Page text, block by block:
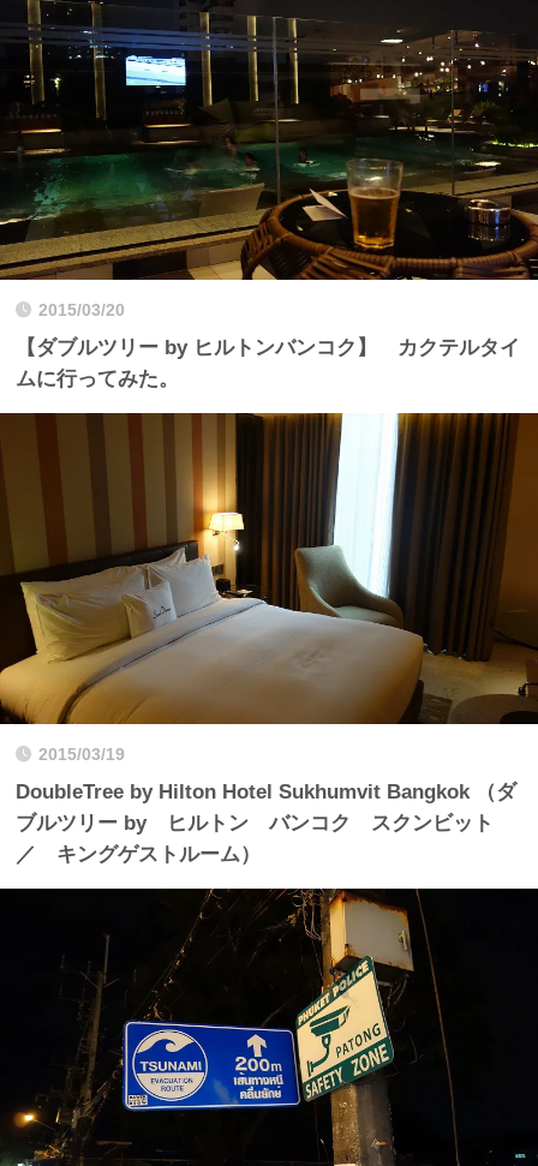
2015/03/20
【ダブルツリー by ヒルトンバンコク】 カクテルタイ
ムに行ってみた。
2015/03/19
DoubleTree by Hilton Hotel Sukhumvit Bangkok （ダ
ブルツリー by ヒルトン バンコク スクンビット
／ キングゲストルーム）